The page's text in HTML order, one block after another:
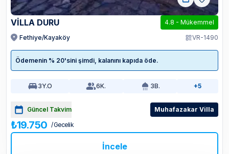
VİLLA DURU 4.8 - Mükemmel
Fethiye/Kayaköy
VR-1490
Ödemenin % 20'sini şimdi, kalanını kapıda öde.
3Y.O 6K. 3B. +5
Güncel Takvim Muhafazakar Villa
₺19.750 / Gecelik
İncele